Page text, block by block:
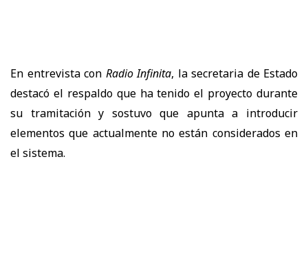
En entrevista con Radio Infinita, la secretaria de Estado
destacó el respaldo que ha tenido el proyecto durante
su tramitación y sostuvo que apunta a introducir
elementos que actualmente no están considerados en
el sistema.